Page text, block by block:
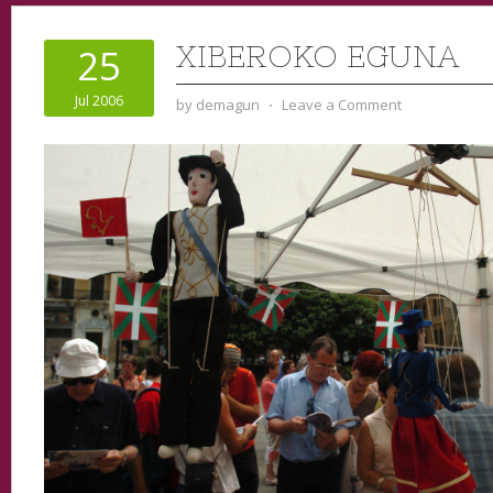
25
Jul 2006
XIBEROKO EGUNA
by demagun ⋅ Leave a Comment